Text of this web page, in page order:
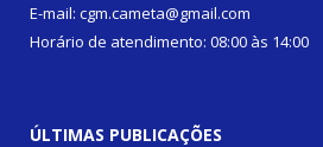
E-mail: cgm.cameta@gmail.com
Horário de atendimento: 08:00 às 14:00
ÚLTIMAS PUBLICAÇÕES